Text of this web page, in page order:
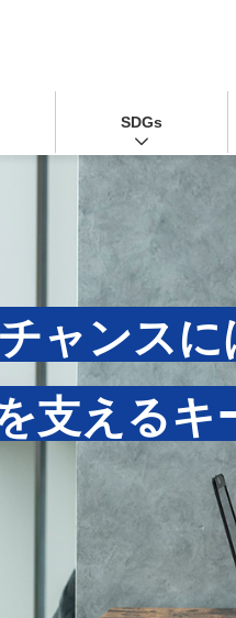
SDGs
ャンスに
支えるキ